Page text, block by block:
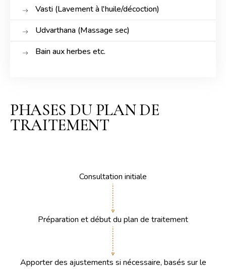
Vasti (Lavement à l'huile/décoction)
Udvarthana (Massage sec)
Bain aux herbes etc.
PHASES DU PLAN DE
TRAITEMENT
Consultation initiale
Préparation et début du plan de traitement
Apporter des ajustements si nécessaire, basés sur le